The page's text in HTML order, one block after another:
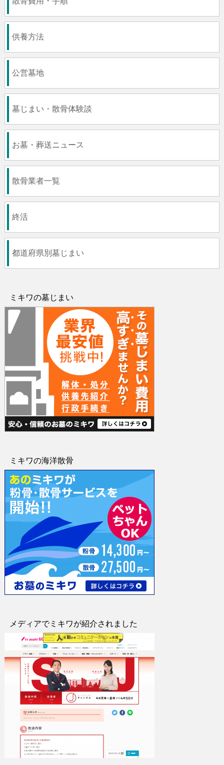
供養方法
公営墓地
墓じまい・散骨体験談
お墓・葬送ニュース
散骨業者一覧
終活
都道府県別墓じまい
ミキワの墓じまい
ミキワの海洋散骨
メディアでミキワが紹介されました